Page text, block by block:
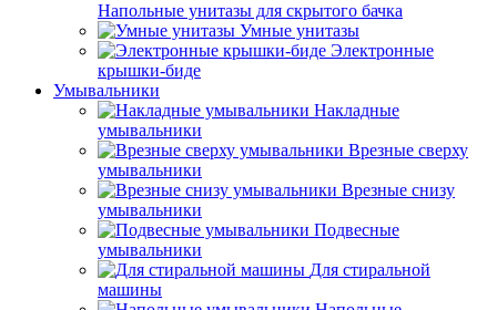
Напольные унитазы для скрытого бачка
Умные унитазы
Электронные
крышки-биде
Умывальники
Накладные
умывальники
Врезные сверху
умывальники
Врезные снизу
умывальники
Подвесные
умывальники
Для стиральной
машины